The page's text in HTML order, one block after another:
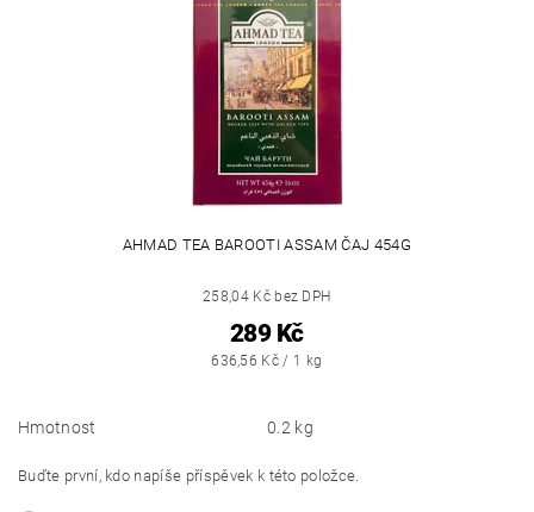
AHMAD TEA BAROOTI ASSAM ČAJ 454G
258,04 Kč bez DPH
289 Kč
636,56 Kč / 1 kg
Hmotnost 0.2 kg
Buďte první, kdo napíše příspěvek k této položce.